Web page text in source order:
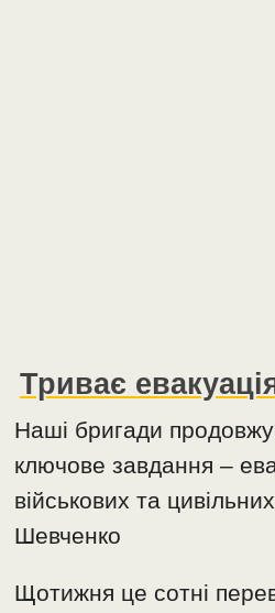
Триває
Наші бригади
ключове завдання –
військових та
Шевченко
Щотижня це сотні